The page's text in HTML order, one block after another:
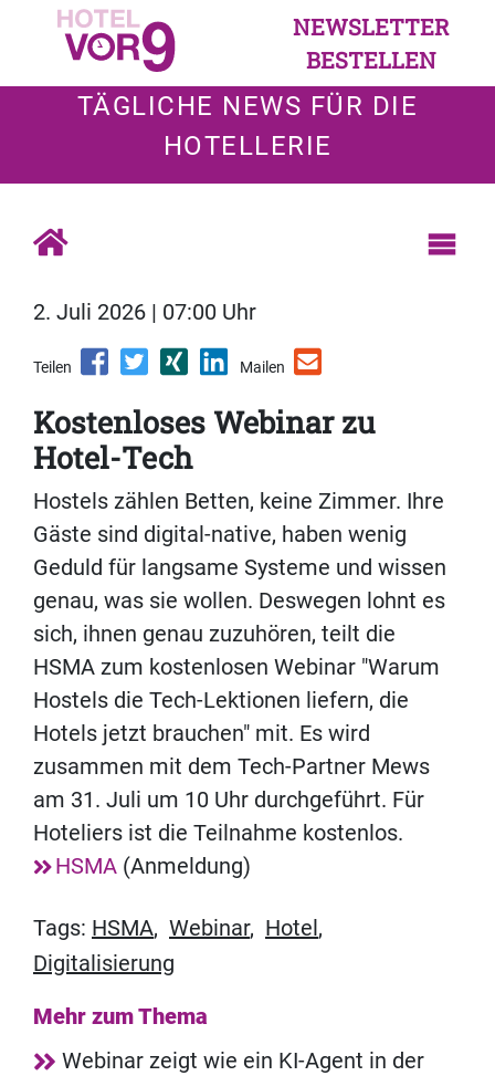
NEWSLETTER
BESTELLEN
TÄGLICHE NEWS FÜR DIE
HOTELLERIE
2. Juli 2026 | 07:00 Uhr
Teilen Mailen
Kostenloses Webinar zu
Hotel-Tech
Hostels zählen Betten, keine Zimmer. Ihre
Gäste sind digital-native, haben wenig
Geduld für langsame Systeme und wissen
genau, was sie wollen. Deswegen lohnt es
sich, ihnen genau zuzuhören, teilt die
HSMA zum kostenlosen Webinar "Warum
Hostels die Tech-Lektionen liefern, die
Hotels jetzt brauchen" mit. Es wird
zusammen mit dem Tech-Partner Mews
am 31. Juli um 10 Uhr durchgeführt. Für
Hoteliers ist die Teilnahme kostenlos.
HSMA (Anmeldung)
Tags: HSMA, Webinar, Hotel ,
Digitalisierung
Mehr zum Thema
Webinar zeigt wie ein KI-Agent in der